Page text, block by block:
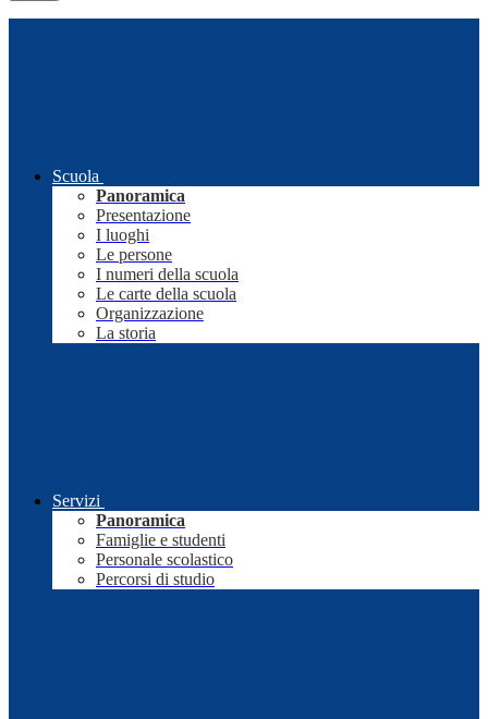
Scuola
Panoramica
Presentazione
I luoghi
Le persone
I numeri della scuola
Le carte della scuola
Organizzazione
La storia
Servizi
Panoramica
Famiglie e studenti
Personale scolastico
Percorsi di studio